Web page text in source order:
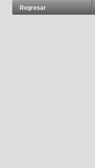
Regresar